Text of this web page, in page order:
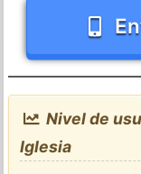
Nivel de
Iglesia